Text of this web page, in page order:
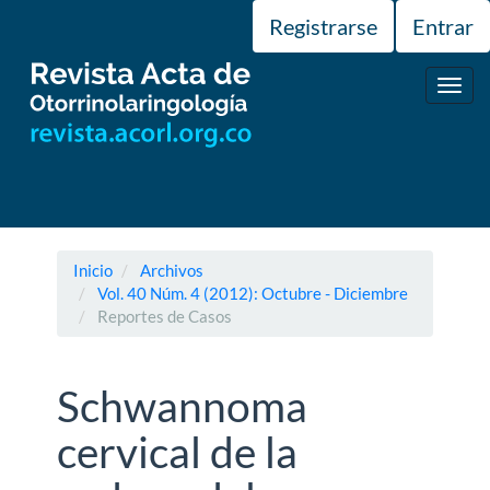
principal
Barra
lateral
Registrarse Entrar
Inicio
Archivos
Vol. 40 Núm. 4 (2012): Octubre - Diciembre
Reportes de Casos
Schwannoma
cervical de la